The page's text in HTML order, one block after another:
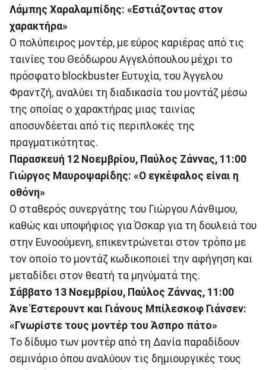
Λάμπης Χαραλαμπίδης: «Εστιάζοντας στον
χαρακτήρα»
O πολύπειρος μοντέρ, με εύρος καριέρας από τις
ταινίες του Θεόδωρου Αγγελόπουλου μέχρι το
πρόσφατο blockbuster Ευτυχία, του Άγγελου
Φραντζή, αναλύει τη διαδικασία του μοντάζ μέσω
της οποίας ο χαρακτήρας μιας ταινίας
αποσυνδέεται από τις περιπλοκές της
πραγματικότητας.
Παρασκευή 12 Νοεμβρίου, Παύλος Ζάννας, 11:00
Γιώργος Μαυροψαρίδης: «Ο εγκέφαλος είναι η
οθόνη»
Ο σταθερός συνεργάτης του Γιώργου Λάνθιμου,
καθώς και υποψήφιος για Όσκαρ για τη δουλειά του
στην Ευνοούμενη, επικεντρώνεται στον τρόπο με
τον οποίο το μοντάζ κωδικοποιεί την αφήγηση και
μεταδίδει στον θεατή τα μηνύματά της.
Σάββατο 13 Νοεμβρίου, Παύλος Ζάννας, 11:00
Άνε Έστερουντ και Γιάνους Μπίλεσκοφ Γιάνσεν:
«Γνωρίστε τους μοντέρ του Άσπρο πάτο»
Το δίδυμο των μοντέρ από τη Δανία παραδίδουν
σεμινάριο όπου αναλύουν τις δημιουργικές τους